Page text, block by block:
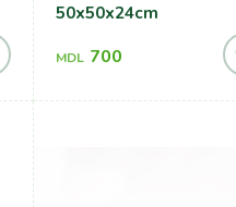
50x50x24cm
MDL 700